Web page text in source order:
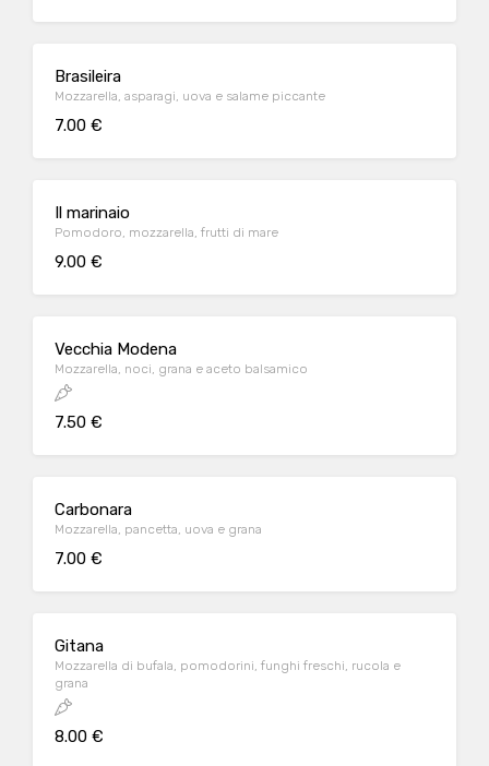
Brasileira
Mozzarella, asparagi, uova e salame piccante
7.00 €
Il marinaio
Pomodoro, mozzarella, frutti di mare
9.00 €
Vecchia Modena
Mozzarella, noci, grana e aceto balsamico
7.50 €
Carbonara
Mozzarella, pancetta, uova e grana
7.00 €
Gitana
Mozzarella di bufala, pomodorini, funghi freschi, rucola e
grana
8.00 €